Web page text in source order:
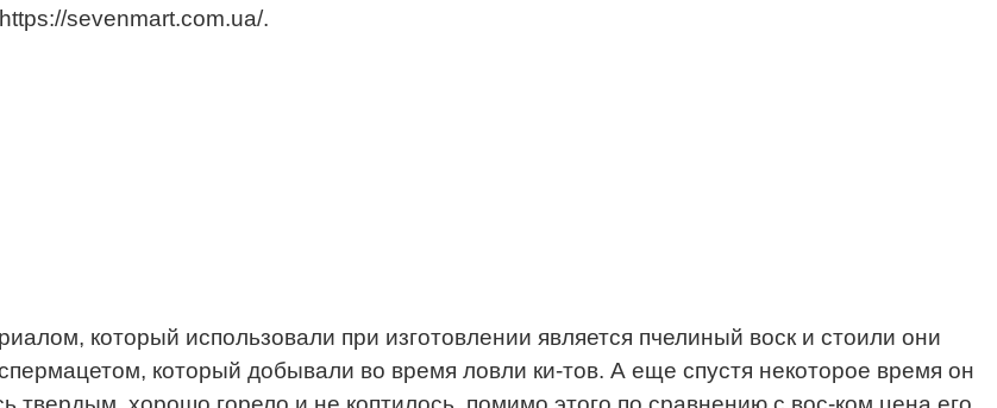
sevenmart.com.ua/.
который использовали при изготовлении является пчелиный воск и стоили они
который добывали во время ловли ки-тов. А еще спустя некоторое время он